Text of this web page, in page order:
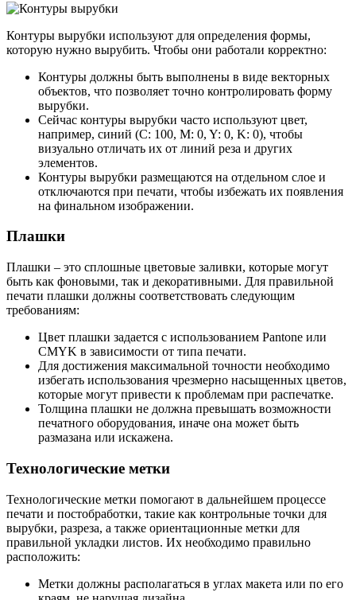
Контуры вырубки используют для определения формы,
которую нужно вырубить. Чтобы они работали корректно:
Контуры должны быть выполнены в виде векторных
объектов, что позволяет точно контролировать форму
вырубки.
Сейчас контуры вырубки часто используют цвет,
например, синий (C: 100, M: 0, Y: 0, K: 0), чтобы
визуально отличать их от линий реза и других
элементов.
Контуры вырубки размещаются на отдельном слое и
отключаются при печати, чтобы избежать их появления
на финальном изображении.
Плашки
Плашки – это сплошные цветовые заливки, которые могут
быть как фоновыми, так и декоративными. Для правильной
печати плашки должны соответствовать следующим
требованиям:
Цвет плашки задается с использованием Pantone или
CMYK в зависимости от типа печати.
Для достижения максимальной точности необходимо
избегать использования чрезмерно насыщенных цветов,
которые могут привести к проблемам при распечатке.
Толщина плашки не должна превышать возможности
печатного оборудования, иначе она может быть
размазана или искажена.
Технологические метки
Технологические метки помогают в дальнейшем процессе
печати и постобработки, такие как контрольные точки для
вырубки, разреза, а также ориентационные метки для
правильной укладки листов. Их необходимо правильно
расположить:
Метки должны располагаться в углах макета или по его